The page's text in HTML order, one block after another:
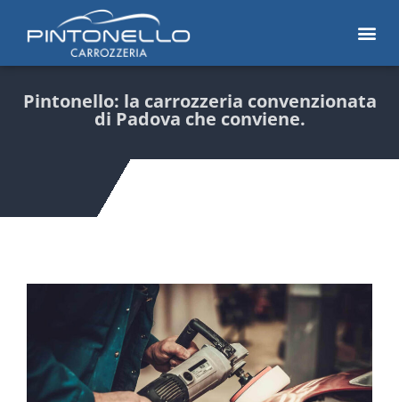
Pintonello: la carrozzeria convenzionata
di Padova che conviene.